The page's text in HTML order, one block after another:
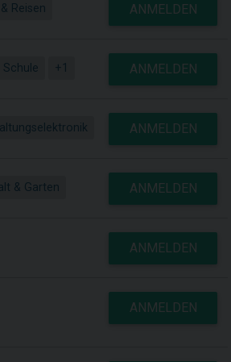
Reisen ANMELDEN
+1 ANMELDEN
ANMELDEN
& Garten ANMELDEN
ANMELDEN
ANMELDEN